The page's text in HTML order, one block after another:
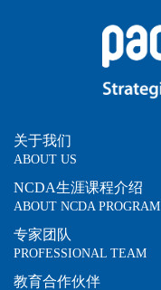
关于我们
ABOUT US
NCDA生涯课程介绍
ABOUT NCDA PROGRAM
专家团队
PROFESSIONAL TEAM
教育合作伙伴